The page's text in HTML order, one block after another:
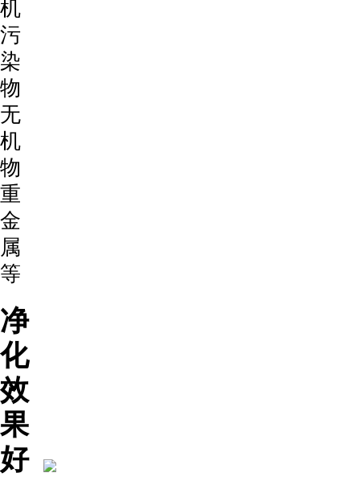
机
污
染
物
无
机
物
重
金
属
等
净
化
效
果
好